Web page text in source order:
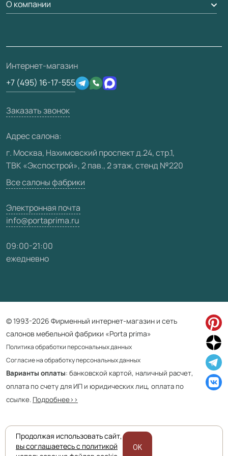
Погонаж
Вопрос-ответ
Отзывы клиентов
Техническая информация
Юридическая информация
Дизайнерам / архитекторам
Скачать материалы
3D-модели
О компании
О фабрике
Сертификаты
Производство
Вакансии
Видео
Карта сайта
Интернет-магазин
+7 (495) 16-17-555
Заказать звонок
Адрес салона:
г. Москва, Нахимовский проспект д.24, стр.1,
ТВК «Экспострой», 2 пав., 2 этаж, стенд №220
Все салоны фабрики
Электронная почта
info@portaprima.ru
09:00-21:00
ежедневно
© 1993-2026 Фирменный интернет-магазин и сеть
салонов мебельной фабрики «Porta prima»
Политика обработки персональных данных
Согласие на обработку персональных данных
Варианты оплаты: банковской картой, наличный расчет,
оплата по счету для ИП и юридических лиц, оплата по
ссылке. Подробнее>>
Приведенная на сайте информация не является публичной офертой
и носит информационно ознакомительный характер.
Продолжая использовать сайт,
вы соглашаетесь с политикой
OK